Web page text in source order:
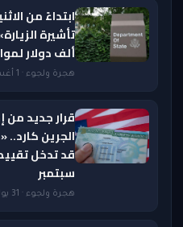
ابتداءً من
ألف دولار لمواطني
هجرة ولجوء · 1 أغسطس 2026 — 9:23 AM
قرار جديد من
الجرين
سبتمبر
هجرة ولجوء · 31 يوليو 2026 — 8:19 AM